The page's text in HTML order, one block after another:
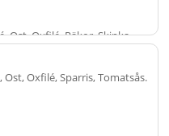
Ost, Oxfilé, Räkor, Skinka,
Ost, Oxfilé, Sparris, Tomatsås.